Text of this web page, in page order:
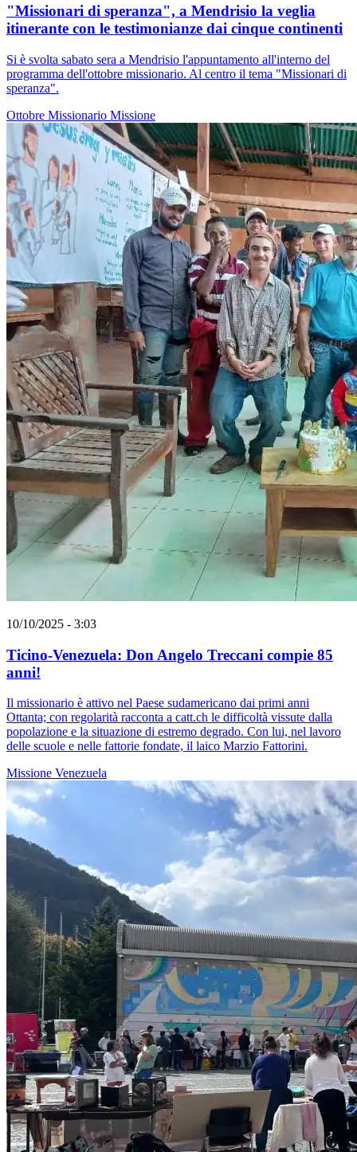
"Missionari di speranza", a Mendrisio la veglia
itinerante con le testimonianze dai cinque continenti
Si è svolta sabato sera a Mendrisio l'appuntamento all'interno del
programma dell'ottobre missionario. Al centro il tema "Missionari di
speranza".
Ottobre Missionario Missione
10/10/2025 - 3:03
Ticino-Venezuela: Don Angelo Treccani compie 85
anni!
Il missionario è attivo nel Paese sudamericano dai primi anni
Ottanta; con regolarità racconta a catt.ch le difficoltà vissute dalla
popolazione e la situazione di estremo degrado. Con lui, nel lavoro
delle scuole e nelle fattorie fondate, il laico Marzio Fattorini.
Missione Venezuela